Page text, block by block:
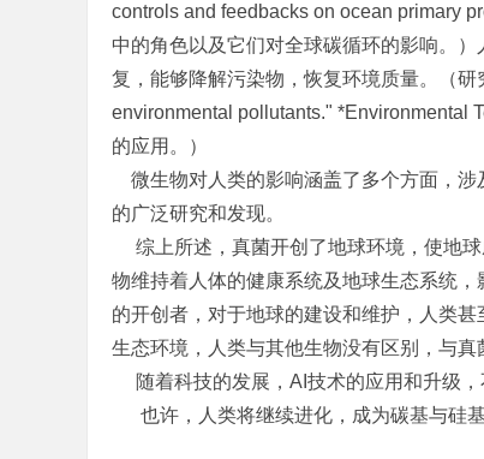
controls and feedbacks on ocean primary
中的角色以及它们对全球碳循环的影响。
复，能够降解污染物，恢复环境质量。（
environmental pollutants." *Environmental
的应用。）
微生物对人类的影响涵盖了多个方面，涉
的广泛研究和发现。
综上所述，真菌开创了地球环境，使地球
物维持着人体的健康系统及地球生态系统
的开创者，对于地球的建设和维护，人类
生态环境，人类与其他生物没有区别，与
随着科技的发展，AI技术的应用和升级，
也许，人类将继续进化，成为碳基与硅基